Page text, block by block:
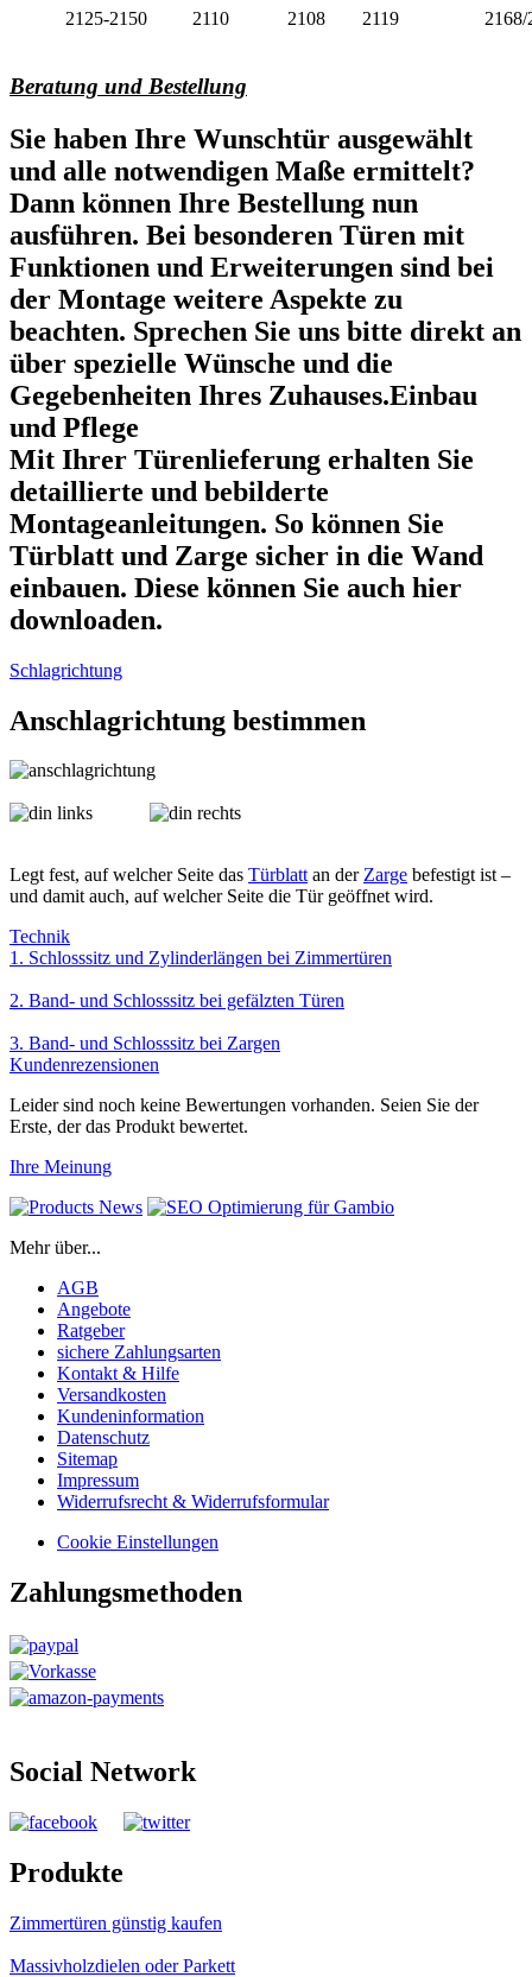
2125-2150 2110 2108 2119 2168/
Beratung und Bestellung
Sie haben Ihre Wunschtür ausgewählt
und alle notwendigen Maße ermittelt?
Dann können Ihre Bestellung nun
ausführen. Bei besonderen Türen mit
Funktionen und Erweiterungen sind bei
der Montage weitere Aspekte zu
beachten. Sprechen Sie uns bitte direkt an
über spezielle Wünsche und die
Gegebenheiten Ihres Zuhauses.Einbau
und Pflege
Mit Ihrer Türenlieferung erhalten Sie
detaillierte und bebilderte
Montageanleitungen. So können Sie
Türblatt und Zarge sicher in die Wand
einbauen. Diese können Sie auch hier
downloaden.
Schlagrichtung
Anschlagrichtung bestimmen
Legt fest, auf welcher Seite das Türblattan derZarge befestigt ist –
und damit auch, auf welcher Seite die Tür geöffnet wird.
Technik
1. Schlosssitz und Zylinderlängen bei Zimmertüren
2. Band- und Schlosssitz bei gefälzten Türen
3. Band- und Schlosssitz bei Zargen
Kundenrezensionen
Leider sind noch keine Bewertungen vorhanden. Seien Sie der
Erste, der das Produkt bewertet.
Ihre Meinung
Mehr über...
AGB
Angebote
Ratgeber
sichere Zahlungsarten
Kontakt & Hilfe
Versandkosten
Kundeninformation
Datenschutz
Sitemap
Impressum
Widerrufsrecht & Widerrufsformular
Cookie Einstellungen
Zahlungsmethoden
Social Network
Produkte
Zimmertüren günstig kaufen
Massivholzdielen oder Parkett